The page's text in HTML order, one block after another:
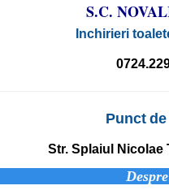
S.C.
Inchirieri
Punct de
Str. Splaiul Nicolae